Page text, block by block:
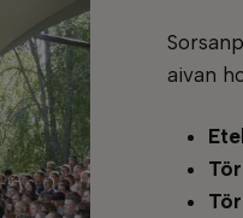
aivan